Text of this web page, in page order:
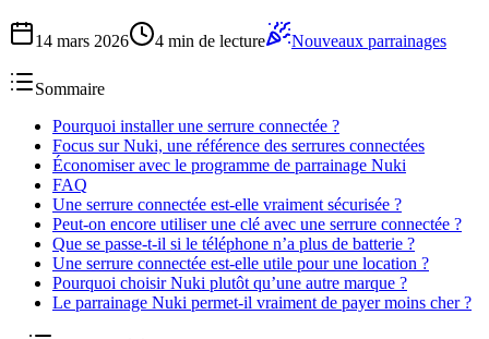
14 mars 2026 4 min de lecture Nouveaux parrainages
Sommaire
Pourquoi installer une serrure connectée ?
Focus sur Nuki, une référence des serrures connectées
Économiser avec le programme de parrainage Nuki
FAQ
Une serrure connectée est-elle vraiment sécurisée ?
Peut-on encore utiliser une clé avec une serrure connectée ?
Que se passe-t-il si le téléphone n’a plus de batterie ?
Une serrure connectée est-elle utile pour une location ?
Pourquoi choisir Nuki plutôt qu’une autre marque ?
Le parrainage Nuki permet-il vraiment de payer moins cher ?